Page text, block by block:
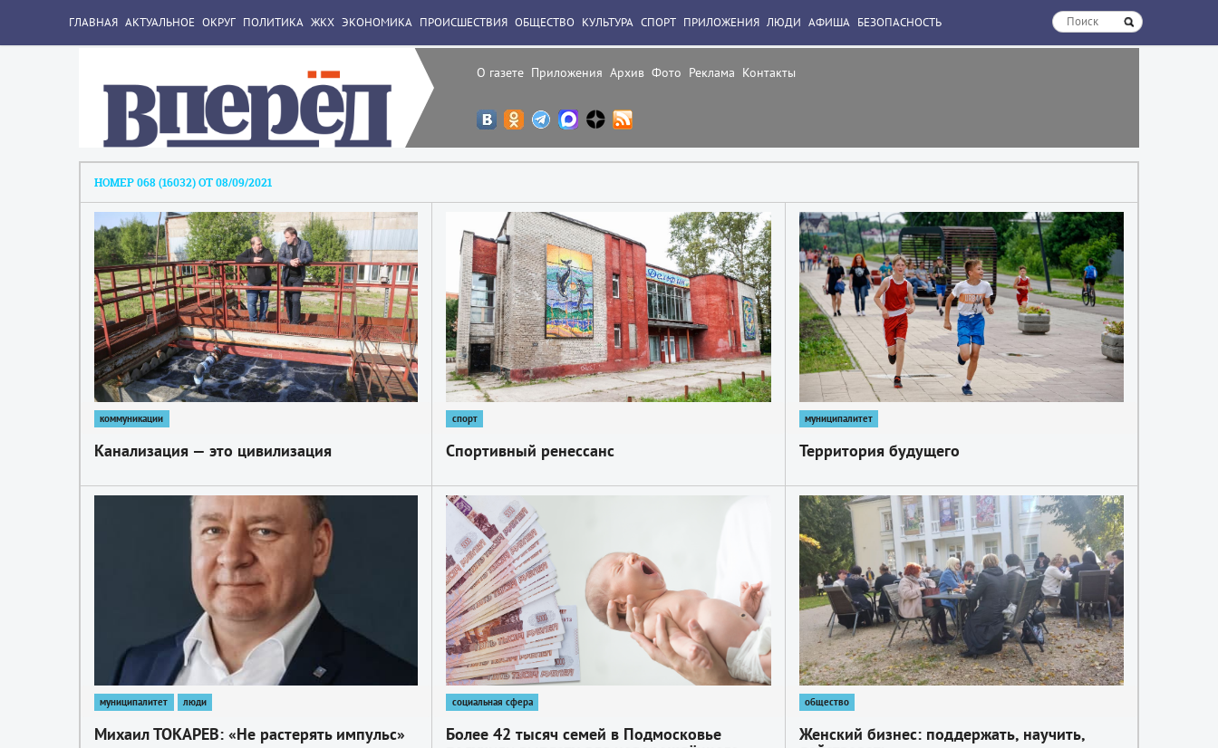
О газете Приложения Архив Фото Реклама Контакты
ГЛАВНАЯ АКТУАЛЬНОЕ ОКРУГ ПОЛИТИКА ЖКХ ЭКОНОМИКА ПРОИСШЕСТВИЯ ОБЩЕСТВО КУЛЬТУРА СПОРТ ПРИЛОЖЕНИЯ ЛЮДИ АФИША БЕЗОПАСНОСТЬ
НОМЕР 068 (16032) ОТ 08/09/2021
коммуникации
Канализация — это цивилизация
спорт
Спортивный ренессанс
1
муниципалитет
Территория будущего
муниципалитет люди
Михаил ТОКАРЕВ: «Не растерять импульс»
1
социальная сфера
Более 42 тысяч семей в Подмосковье
1
общество
Женский бизнес: поддержать, научить,